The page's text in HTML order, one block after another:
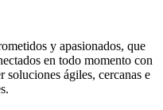
y apasionados, que
en todo momento con
soluciones ágiles, cercanas e